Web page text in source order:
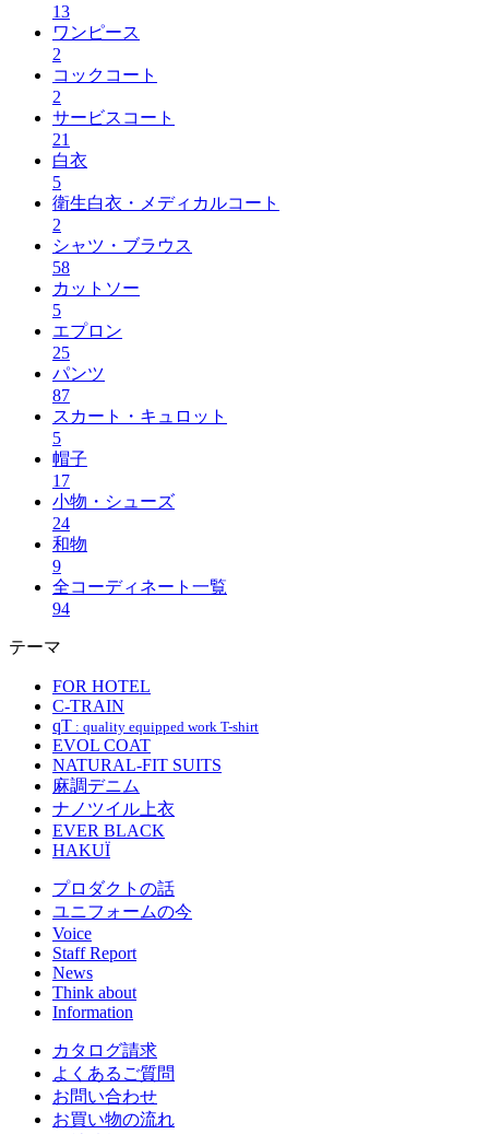
13
ワンピース
2
コックコート
2
サービスコート
21
白衣
5
衛生白衣・メディカルコート
2
シャツ・ブラウス
58
カットソー
5
エプロン
25
パンツ
87
スカート・キュロット
5
帽子
17
小物・シューズ
24
和物
9
全コーディネート一覧
94
テーマ
FOR HOTEL
C-TRAIN
qT : quality equipped work T-shirt
EVOL COAT
NATURAL-FIT SUITS
麻調デニム
ナノツイル上衣
EVER BLACK
HAKUÏ
プロダクトの話
ユニフォームの今
Voice
Staff Report
News
Think about
Information
カタログ請求
よくあるご質問
お問い合わせ
お買い物の流れ